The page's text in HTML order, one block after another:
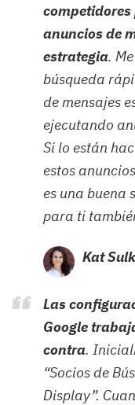
anuncios de
estrategia.
búsqueda
de mensajes
ejecutando
Si lo están
estos
es una buena
para ti
Kat
Las
Google
contra.
“Socios de
Display”.